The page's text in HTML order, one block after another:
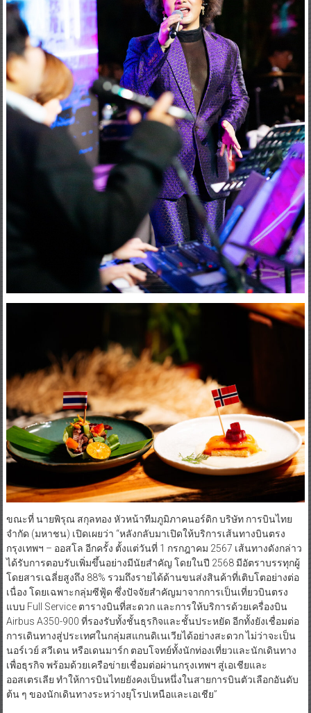
ขณะที่ นายพิรุณ สกุลทอง หัวหน้าทีมภูมิภาคนอร์ดิก บริษัท การบินไทย
จำกัด (มหาชน) เปิดเผยว่า “หลังกลับมาเปิดให้บริการเส้นทางบินตรง
กรุงเทพฯ – ออสโล อีกครั้ง ตั้งแต่วันที่ 1 กรกฎาคม 2567 เส้นทางดังกล่าว
ได้รับการตอบรับเพิ่มขึ้นอย่างมีนัยสำคัญ โดยในปี 2568 มีอัตราบรรทุกผู้
โดยสารเฉลี่ยสูงถึง 88% รวมถึงรายได้ด้านขนส่งสินค้าที่เติบโตอย่างต่อ
เนื่อง โดยเฉพาะกลุ่มซีฟู้ด ซึ่งปัจจัยสำคัญมาจากการเป็นเที่ยวบินตรง
แบบ Full Service ตารางบินที่สะดวก และการให้บริการด้วยเครื่องบิน
Airbus A350-900 ที่รองรับทั้งชั้นธุรกิจและชั้นประหยัด อีกทั้งยังเชื่อมต่อ
การเดินทางสู่ประเทศในกลุ่มสแกนดิเนเวียได้อย่างสะดวก ไม่ว่าจะเป็น
นอร์เวย์ สวีเดน หรือเดนมาร์ก ตอบโจทย์ทั้งนักท่องเที่ยวและนักเดินทาง
เพื่อธุรกิจ พร้อมด้วยเครือข่ายเชื่อมต่อผ่านกรุงเทพฯ สู่เอเชียและ
ออสเตรเลีย ทำให้การบินไทยยังคงเป็นหนึ่งในสายการบินตัวเลือกอันดับ
ต้น ๆ ของนักเดินทางระหว่างยุโรปเหนือและเอเชีย”